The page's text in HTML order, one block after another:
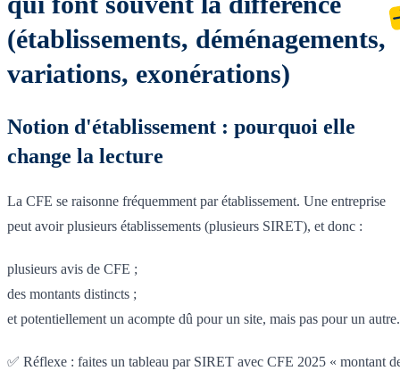
(établissements, déménagements,
variations, exonérations)
Notion d'établissement : pourquoi elle
change la lecture
La CFE se raisonne fréquemment par établissement. Une entreprise
peut avoir plusieurs établissements (plusieurs SIRET), et donc :
plusieurs avis de CFE ;
des montants distincts ;
et potentiellement un acompte dû pour un site, mais pas pour un autre.
✅ Réflexe : faites un tableau par SIRET avec CFE 2025 « montant